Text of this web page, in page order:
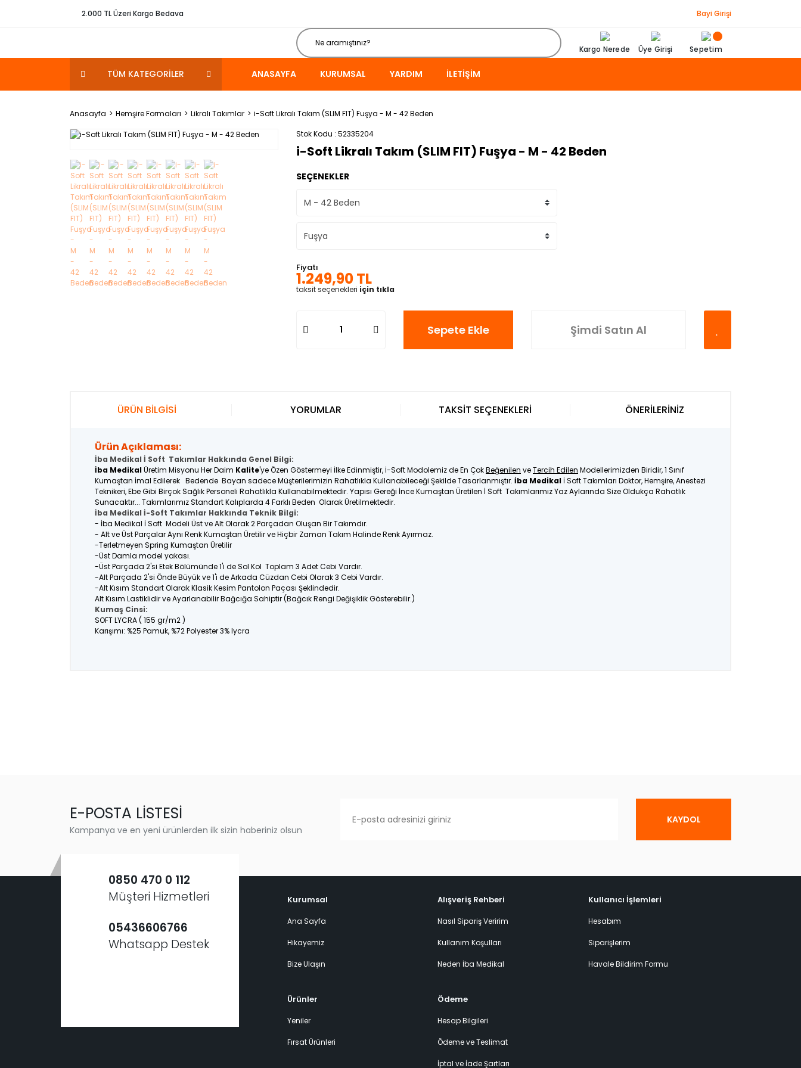
2.000 TL Üzeri Kargo Bedava Bayi Girişi
Kargo Nerede Üye Girişi Sepetim
TÜM KATEGORİLER ANASAYFA KURUMSAL YARDIM İLETIŞIM
Anasayfa Hemşire Formaları Likralı Takımlar
i-Soft Likralı Takım (SLIM FIT) Fuşya - M - 42 Beden
Stok Kodu 52335204
i-Soft Likralı Takım (SLIM FIT) Fuşya - M - 42 Beden
SEÇENEKLER
Fiyatı
1.249,90 TL
taksit seçenekleri için tıkla
Sepete Ekle Şimdi Satın Al
ÜRÜN BİLGİSİ
Ürün Açıklaması:
İba Medikal İ Soft Takımlar Hakkında Genel Bilgi:
İba MedikalÜretim Misyonu Her Daim Kalite'ye Özen Göstermeyi İlke Edinmiştir, İ-Soft Modolemiz de En ÇokBeğenilen veTercih Edilen Modellerimizden Biridir, 1 Sınıf
Kumaştan İmal Edilerek Bedende Bayan sadece Müşterilerimizin Rahatlıkla Kullanabileceği Şekilde Tasarlanmıştır. İba Medikal İ Soft Takımları Doktor, Hemşire, Anestezi
Teknikeri, Ebe Gibi Birçok Sağlık Personeli Rahatlıkla Kullanabilmektedir. Yapısı Gereği İnce Kumaştan Üretilen İ Soft Takımlarımız Yaz Aylarında Size Oldukça Rahatlık
Sunacaktır... Takımlarımız Standart Kalıplarda 4 Farklı Beden Olarak Üretilmektedir.
İba Medikal İ-Soft Takımlar Hakkında Teknik Bilgi:
- İba Medikal İ Soft Modeli Üst ve Alt Olarak 2 Parçadan Oluşan Bir Takımdır.
- Alt ve Üst Parçalar Aynı Renk Kumaştan Üretilir ve Hiçbir Zaman Takım Halinde Renk Ayırmaz.
-Terletmeyen Spring Kumaştan Üretilir
-Üst Damla model yakası.
-Üst Parçada 2'si Etek Bölümünde 1'i de Sol Kol Toplam 3 Adet Cebi Vardır.
-Alt Parçada 2'si Önde Büyük ve 1'i de Arkada Cüzdan Cebi Olarak 3 Cebi Vardır.
-Alt Kısım Standart Olarak Klasik Kesim Pantolon Paçası Şeklindedir.
Alt Kısım Lastiklidir ve Ayarlanabilir Bağcığa Sahiptir (Bağcık Rengi Değişiklik Gösterebilir.)
Kumaş Cinsi:
SOFT LYCRA ( 155 gr/m2 )
Karışımı: %25 Pamuk, %72 Polyester 3% lycra
YORUMLAR TAKSİT SEÇENEKLERİ ÖNERİLERİNİZ
E-POSTA LİSTESİ
Kampanya ve en yeni ürünlerden ilk sizin haberiniz olsun
KAYDOL
0850 470 0 112
Müşteri Hizmetleri
05436606766
Whatsapp Destek
Kurumsal
Ana Sayfa
Hikayemiz
Bize Ulaşın
Alışveriş Rehberi
Nasıl Sipariş Veririm
Kullanım Koşulları
Neden İba Medikal
Ürünler
Yeniler
Fırsat Ürünleri
Ödeme
Hesap Bilgileri
Ödeme ve Teslimat
İptal ve İade Şartları
Kullanıcı İşlemleri
Hesabım
Siparişlerim
Havale Bildirim Formu